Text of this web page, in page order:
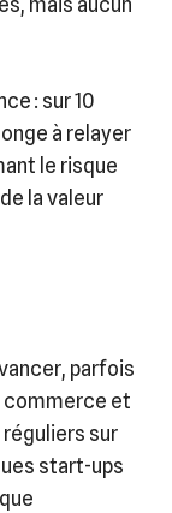
mais aucun
: sur 10
à relayer
le risque
la valeur
parfois
commerce et
réguliers sur
start-ups